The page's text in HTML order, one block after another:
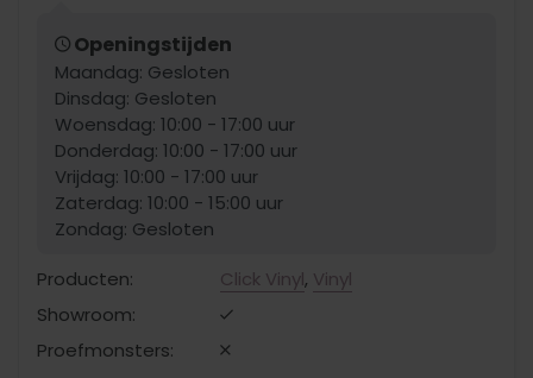
Openingstijden
Maandag: Gesloten
Dinsdag: Gesloten
Woensdag: 10:00 - 17:00 uur
Donderdag: 10:00 - 17:00 uur
Vrijdag: 10:00 - 17:00 uur
Zaterdag: 10:00 - 15:00 uur
Zondag: Gesloten
Producten:
Click Vinyl, Vinyl
Showroom:
Proefmonsters: